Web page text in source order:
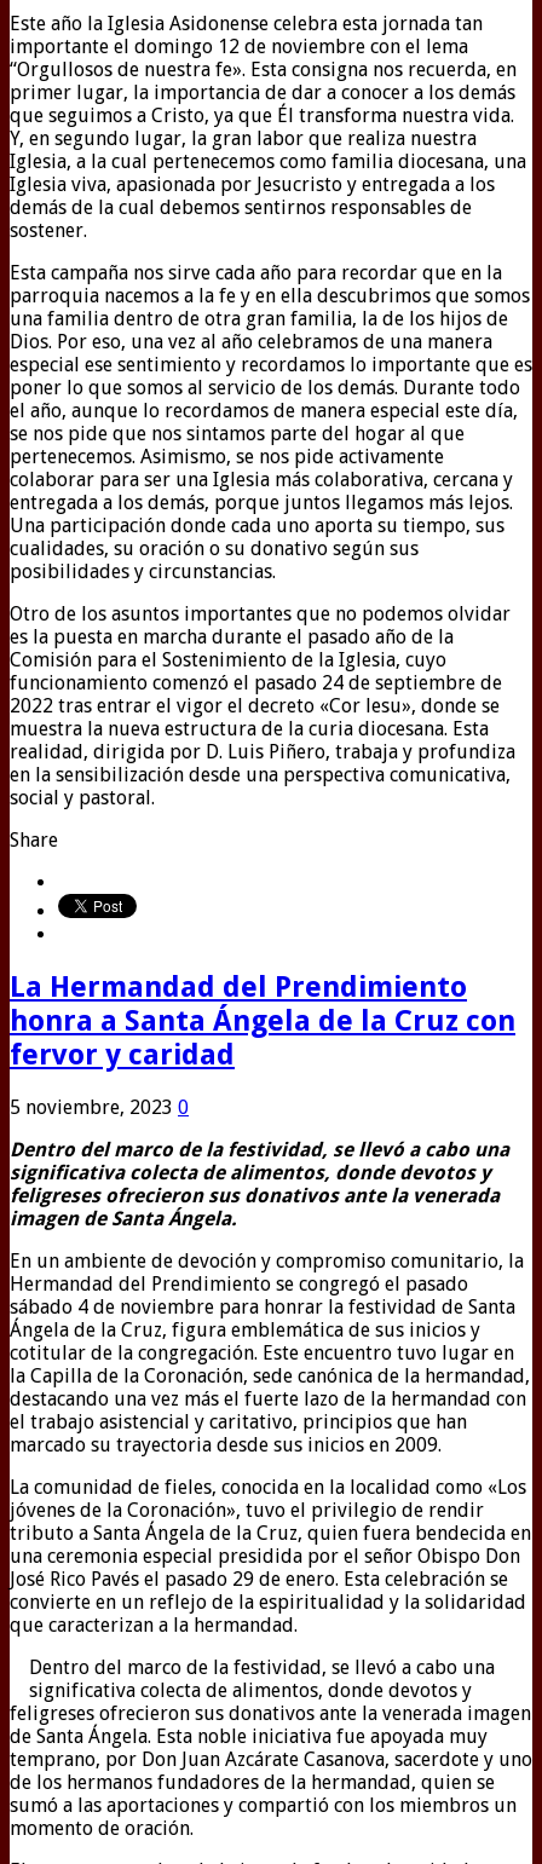
Este año la Iglesia Asidonense celebra esta jornada tan
importante el domingo 12 de noviembre con el lema
“Orgullosos de nuestra fe». Esta consigna nos recuerda, en
primer lugar, la importancia de dar a conocer a los demás
que seguimos a Cristo, ya que Él transforma nuestra vida.
Y, en segundo lugar, la gran labor que realiza nuestra
Iglesia, a la cual pertenecemos como familia diocesana, una
Iglesia viva, apasionada por Jesucristo y entregada a los
demás de la cual debemos sentirnos responsables de
sostener.
Esta campaña nos sirve cada año para recordar que en la
parroquia nacemos a la fe y en ella descubrimos que somos
una familia dentro de otra gran familia, la de los hijos de
Dios. Por eso, una vez al año celebramos de una manera
especial ese sentimiento y recordamos lo importante que es
poner lo que somos al servicio de los demás. Durante todo
el año, aunque lo recordamos de manera especial este día,
se nos pide que nos sintamos parte del hogar al que
pertenecemos. Asimismo, se nos pide activamente
colaborar para ser una Iglesia más colaborativa, cercana y
entregada a los demás, porque juntos llegamos más lejos.
Una participación donde cada uno aporta su tiempo, sus
cualidades, su oración o su donativo según sus
posibilidades y circunstancias.
Otro de los asuntos importantes que no podemos olvidar
es la puesta en marcha durante el pasado año de la
Comisión para el Sostenimiento de la Iglesia, cuyo
funcionamiento comenzó el pasado 24 de septiembre de
2022 tras entrar el vigor el decreto «Cor lesu», donde se
muestra la nueva estructura de la curia diocesana. Esta
realidad, dirigida por D. Luis Piñero, trabaja y profundiza
en la sensibilización desde una perspectiva comunicativa,
social y pastoral.
Share
La Hermandad del Prendimiento
honra a Santa Ángela de la Cruz con
fervor y caridad
5 noviembre, 2023 0
Dentro del marco de la festividad, se llevó a cabo una
significativa colecta de alimentos, donde devotos y
feligreses ofrecieron sus donativos ante la venerada
imagen de Santa Ángela.
En un ambiente de devoción y compromiso comunitario, la
Hermandad del Prendimiento se congregó el pasado
sábado 4 de noviembre para honrar la festividad de Santa
Ángela de la Cruz, figura emblemática de sus inicios y
cotitular de la congregación. Este encuentro tuvo lugar en
la Capilla de la Coronación, sede canónica de la hermandad,
destacando una vez más el fuerte lazo de la hermandad con
el trabajo asistencial y caritativo, principios que han
marcado su trayectoria desde sus inicios en 2009.
La comunidad de fieles, conocida en la localidad como «Los
jóvenes de la Coronación», tuvo el privilegio de rendir
tributo a Santa Ángela de la Cruz, quien fuera bendecida en
una ceremonia especial presidida por el señor Obispo Don
José Rico Pavés el pasado 29 de enero. Esta celebración se
convierte en un reflejo de la espiritualidad y la solidaridad
que caracterizan a la hermandad.
Dentro del marco de la festividad, se llevó a cabo una
significativa colecta de alimentos, donde devotos y
feligreses ofrecieron sus donativos ante la venerada imagen
de Santa Ángela. Esta noble iniciativa fue apoyada muy
temprano, por Don Juan Azcárate Casanova, sacerdote y uno
de los hermanos fundadores de la hermandad, quien se
sumó a las aportaciones y compartió con los miembros un
momento de oración.